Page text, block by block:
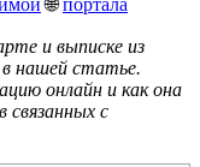
и выписке из
нашей статье.
онлайн и как она
связанных с